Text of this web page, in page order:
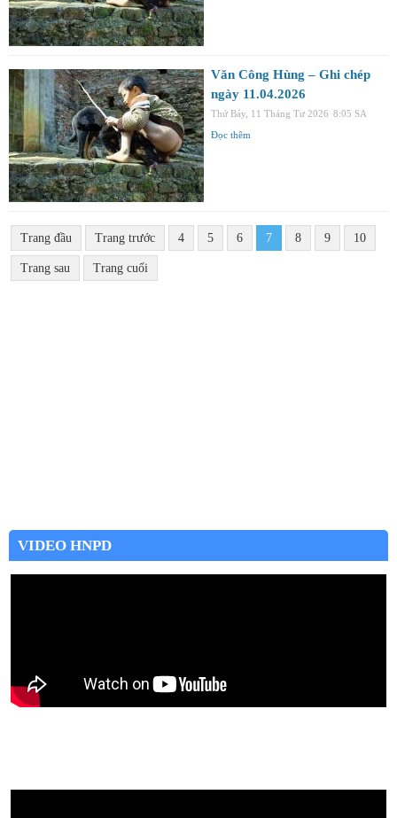
Văn Công Hùng – Ghi chép
ngày 11.04.2026
Thứ Bảy, 11 Tháng Tư 2026 8:05 SA
Đọc thêm
Trang đầu Trang trước 4 5 6 7 8 9 10
Trang sau Trang cuối
VIDEO HNPD